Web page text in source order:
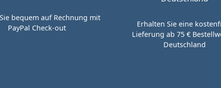
bequem auf Rechnung mit
PayPal Check-out
Erhalten Sie eine
Lieferung ab 75 €
Deutschland